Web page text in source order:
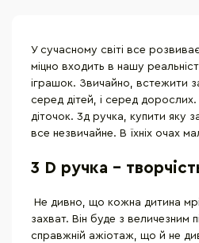
У сучасному світі все
міцно входить в нашу
іграшок. Звичайно, встежити
серед дітей, і серед
діточок. 3д ручка, купити яку
все незвичайне. В їхніх очах
3 D ручка -
Не дивно, що кожна дитина
захват. Він буде з величезним
справжній ажіотаж, що й не